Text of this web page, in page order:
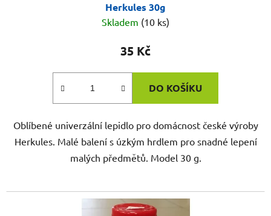
Herkules 30g
Skladem (10 ks)
35 Kč
DO KOŠÍKU
Oblíbené univerzální lepidlo pro domácnost české výroby
Herkules. Malé balení s úzkým hrdlem pro snadné lepení
malých předmětů. Model 30 g.